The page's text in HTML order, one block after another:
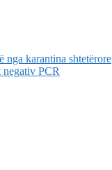
nga karantina shtetërore
negativ PCR